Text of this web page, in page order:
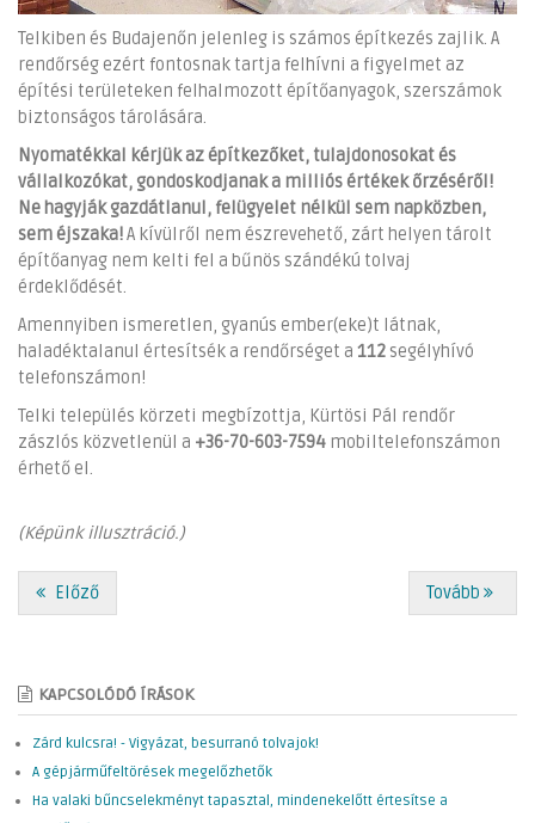
Telkiben és Budajenőn jelenleg is számos építkezés zajlik. A
rendőrség ezért fontosnak tartja felhívni a figyelmet az
építési területeken felhalmozott építőanyagok, szerszámok
biztonságos tárolására.
Nyomatékkal kérjük az építkezőket, tulajdonosokat és
vállalkozókat, gondoskodjanak a milliós értékek őrzéséről!
Ne hagyják gazdátlanul, felügyelet nélkül sem napközben,
sem éjszaka!A kívülről nem észrevehető, zárt helyen tárolt
építőanyag nem kelti fel a bűnös szándékú tolvaj
érdeklődését.
Amennyiben ismeretlen, gyanús ember(eke)t látnak,
haladéktalanul értesítsék a rendőrséget a 112 segélyhívó
telefonszámon!
Telki település körzeti megbízottja, Kürtösi Pál rendőr
zászlós közvetlenül a +36-70-603-7594 mobiltelefonszámon
érhető el.
(Képünk illusztráció.)
Előző Tovább
KAPCSOLÓDÓ ÍRÁSOK
Zárd kulcsra! - Vigyázat, besurranó tolvajok!
A gépjárműfeltörések megelőzhetők
Ha valaki bűncselekményt tapasztal, mindenekelőtt értesítse a